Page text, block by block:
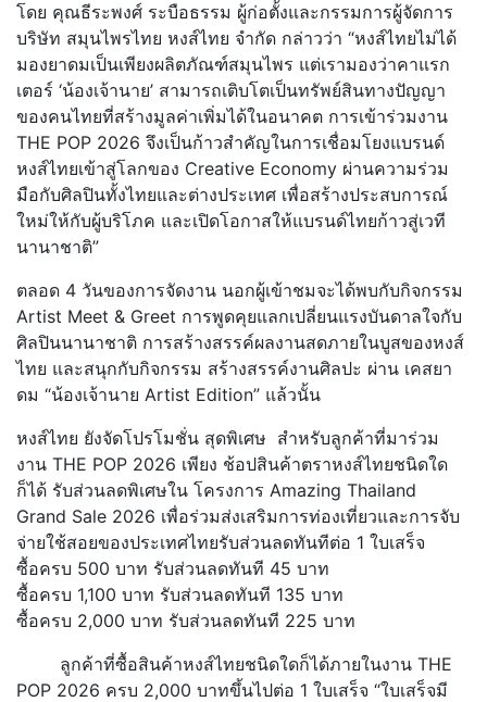
โดย คุณธีระพงศ์ ระบือธรรม ผู้ก่อตั้งและกรรมการผู้จัดการ
บริษัท สมุนไพรไทย หงส์ไทย จำกัด กล่าวว่า “หงส์ไทยไม่ได้
มองยาดมเป็นเพียงผลิตภัณฑ์สมุนไพร แต่เรามองว่าคาแรก
เตอร์ ‘น้องเจ้านาย’ สามารถเติบโตเป็นทรัพย์สินทางปัญญา
ของคนไทยที่สร้างมูลค่าเพิ่มได้ในอนาคต การเข้าร่วมงาน
THE POP 2026 จึงเป็นก้าวสำคัญในการเชื่อมโยงแบรนด์
หงส์ไทยเข้าสู่โลกของ Creative Economy ผ่านความร่วม
มือกับศิลปินทั้งไทยและต่างประเทศ เพื่อสร้างประสบการณ์
ใหม่ให้กับผู้บริโภค และเปิดโอกาสให้แบรนด์ไทยก้าวสู่เวที
นานาชาติ”
ตลอด 4 วันของการจัดงาน นอกผู้เข้าชมจะได้พบกับกิจกรรม
Artist Meet & Greet การพูดคุยแลกเปลี่ยนแรงบันดาลใจกับ
ศิลปินนานาชาติ การสร้างสรรค์ผลงานสดภายในบูสของหงส์
ไทย และสนุกกับกิจกรรม สร้างสรรค์งานศิลปะ ผ่าน เคสยา
ดม “น้องเจ้านาย Artist Edition” แล้วนั้น
หงส์ไทย ยังจัดโปรโมชั่น สุดพิเศษ สำหรับลูกค้าที่มาร่วม
งาน THE POP 2026 เพียง ช้อปสินค้าตราหงส์ไทยชนิดใด
ก็ได้ รับส่วนลดพิเศษใน โครงการ Amazing Thailand
Grand Sale 2026 เพื่อร่วมส่งเสริมการท่องเที่ยวและการจับ
จ่ายใช้สอยของประเทศไทยรับส่วนลดทันทีต่อ 1 ใบเสร็จ
ซื้อครบ 500 บาท รับส่วนลดทันที 45 บาท
ซื้อครบ 1,100 บาท รับส่วนลดทันที 135 บาท
ซื้อครบ 2,000 บาท รับส่วนลดทันที 225 บาท
ลูกค้าที่ซื้อสินค้าหงส์ไทยชนิดใดก็ได้ภายในงาน THE
POP 2026 ครบ 2,000 บาทขึ้นไปต่อ 1 ใบเสร็จ “ใบเสร็จมี